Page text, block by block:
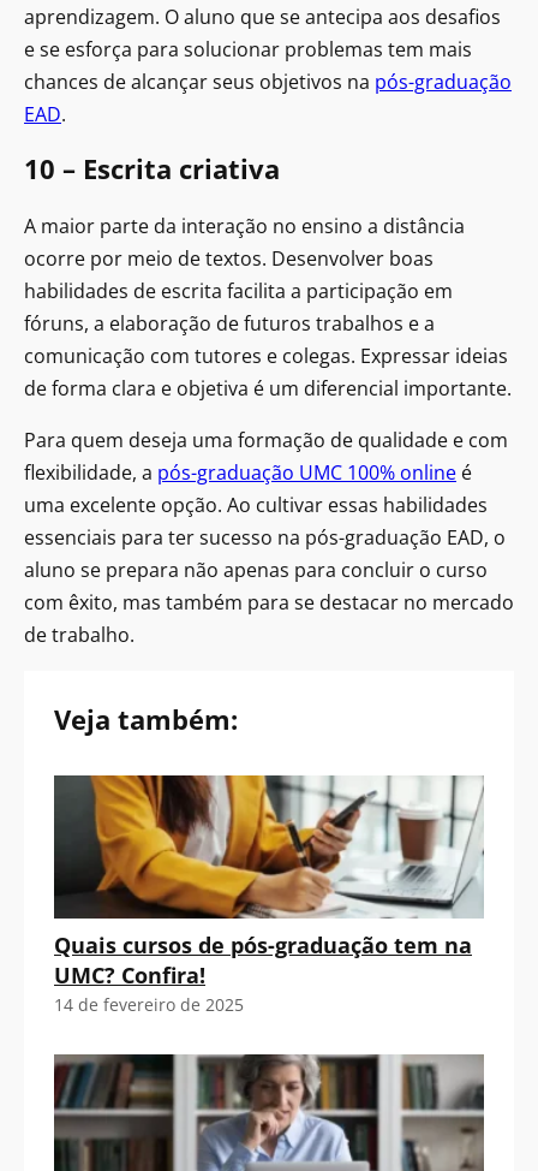
aprendizagem. O aluno que se antecipa aos desafios
e se esforça para solucionar problemas tem mais
chances de alcançar seus objetivos na pós-graduação
EAD.
10 – Escrita criativa
A maior parte da interação no ensino a distância
ocorre por meio de textos. Desenvolver boas
habilidades de escrita facilita a participação em
fóruns, a elaboração de futuros trabalhos e a
comunicação com tutores e colegas. Expressar ideias
de forma clara e objetiva é um diferencial importante.
Para quem deseja uma formação de qualidade e com
flexibilidade, a pós-graduação UMC 100% online é
uma excelente opção. Ao cultivar essas habilidades
essenciais para ter sucesso na pós-graduação EAD, o
aluno se prepara não apenas para concluir o curso
com êxito, mas também para se destacar no mercado
de trabalho.
Veja também:
Quais cursos de pós-graduação tem na
UMC? Confira!
14 de fevereiro de 2025